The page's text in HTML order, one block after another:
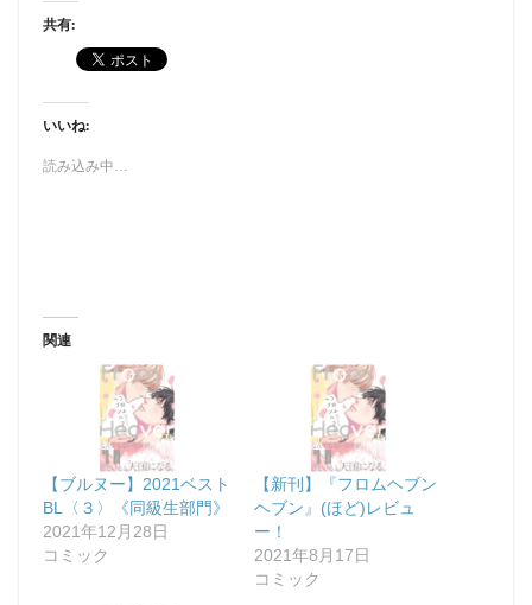
共有:
いいね:
読み込み中…
関連
【ブルヌー】2021ベスト
BL〈３〉《同級生部門》
2021年12月28日
コミック
【新刊】『フロムヘブン
ヘブン』(ほど)レビュ
ー！
2021年8月17日
コミック